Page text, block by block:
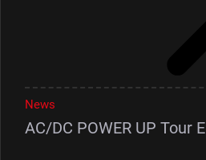
News
AC/DC POWER UP Tour